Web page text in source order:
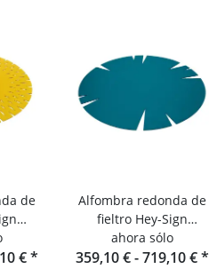
de
€*
Alfombra redonda de
fieltro Hey-Sign
Alfombra Slot
ahora sólo
359,10 € -719,10 €*